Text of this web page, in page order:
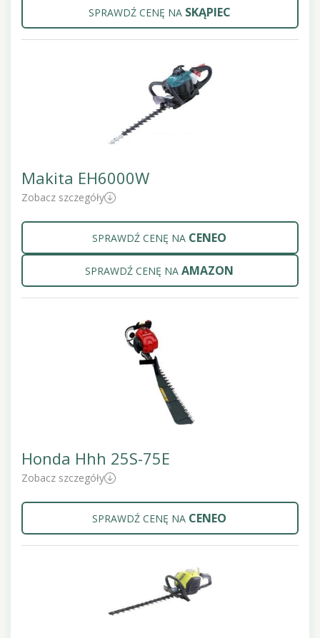
SPRAWDŹ CENĘ NA SKĄPIEC
Makita EH6000W
Zobacz szczegóły
SPRAWDŹ CENĘ NA CENEO
SPRAWDŹ CENĘ NA AMAZON
Honda Hhh 25S-75E
Zobacz szczegóły
SPRAWDŹ CENĘ NA CENEO